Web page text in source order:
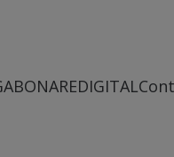
ABONAREDIGITAL